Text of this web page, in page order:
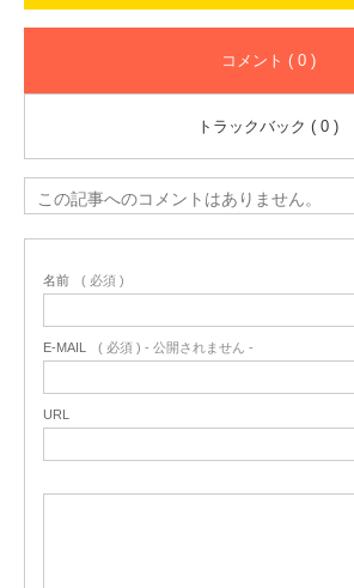
コメント ( 0 )
トラックバック ( 0 )
この記事へのコメントはありません。
名前 ( 必須 )
E-MAIL ( 必須 ) - 公開されません -
URL